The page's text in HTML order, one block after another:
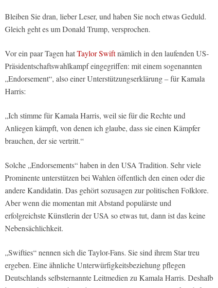
Bleiben Sie dran, lieber Leser, und haben Sie noch etwas Geduld.
Gleich geht es um Donald Trump, versprochen.
Vor ein paar Tagen hatTaylor Swiftnämlich in den laufenden US-
Präsidentschaftswahlkampf eingegriffen: mit einem sogenannten
„Endorsement“, also einer Unterstützungserklärung – für Kamala
Harris:
„Ich stimme für Kamala Harris, weil sie für die Rechte und
Anliegen kämpft, von denen ich glaube, dass sie einen Kämpfer
brauchen, der sie vertritt.“
Solche „Endorsements“ haben in den USA Tradition. Sehr viele
Prominente unterstützen bei Wahlen öffentlich den einen oder die
andere Kandidatin. Das gehört sozusagen zur politischen Folklore.
Aber wenn die momentan mit Abstand populärste und
erfolgreichste Künstlerin der USA so etwas tut, dann ist das keine
Nebensächlichkeit.
„Swifties“ nennen sich die Taylor-Fans. Sie sind ihrem Star treu
ergeben. Eine ähnliche Unterwürfigkeitsbeziehung pflegen
Deutschlands selbsternannte Leitmedien zu Kamala Harris. Deshalb